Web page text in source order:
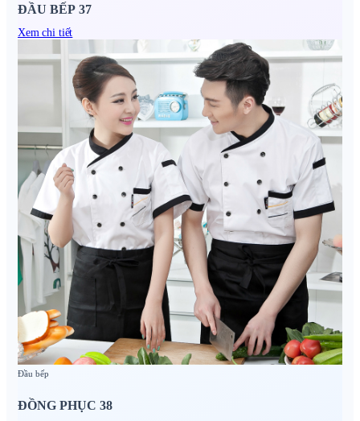
ĐẦU BẾP 37
Xem chi tiết
Đầu bếp
ĐỒNG PHỤC 38